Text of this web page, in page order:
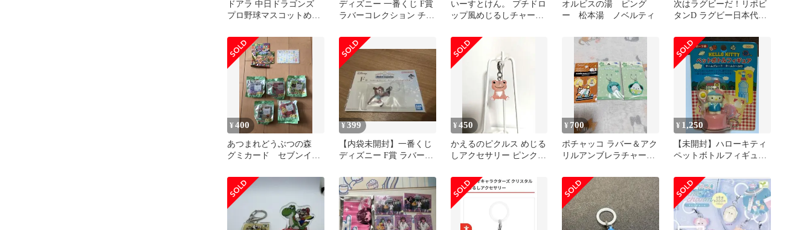
ドアラ 中日ドラゴンズ
プロ野球マスコットめじ
ム
ディズニー 一番くじ F賞
ラバーコレクション チッ
いーすとけん。 プチドロ
ップ風めじるしチャーム
ン
オルビスの湯 ピング
ー 松本湯 ノベルティ
次はラグビーだ！リポビ
タンD ラグビー日本代表
¥400
あつまれどうぶつの森
グミカード セブンイレ
カレンダー
¥399
【内袋未開封】一番くじ
ディズニー F賞 ラバーコ
¥450
かえるのピクルス めじる
しアクセサリー ピンク
ー
¥ 700
ポチャッコ ラバー＆アク
リルアンブレラチャーム
¥ 1,250
【未開封】ハローキティ
ペットボトルフィギュア